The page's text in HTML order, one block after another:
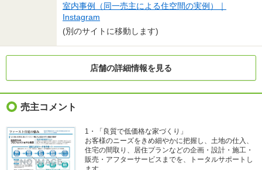
室内事例（同一売主による住空間の実例）｜
Instagram
(別のサイトに移動します)
店舗の詳細情報を見る
売主コメント
1・「良質で低価格な家づくり」
お客様のニーズをきめ細やかに把握し、土地の仕入、
住宅の間取り、居住プランなどの企画・設計・施工・
販売・アフターサービスまでを、トータルサポートし